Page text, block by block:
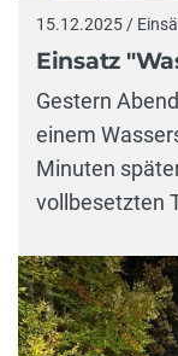
15.12.2025 /
Einsatz
Gestern
einem
Minuten
vollbesetzten